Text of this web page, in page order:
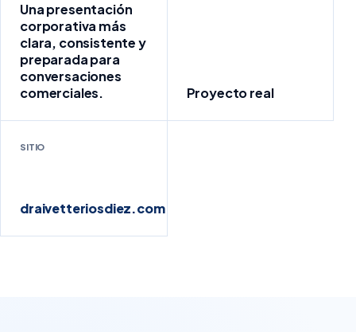
Una presentación
corporativa más
clara, consistente y
preparada para
conversaciones
comerciales.
Proyecto real
SITIO
draivetteriosdiez.com